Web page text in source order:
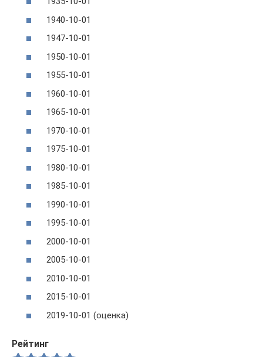
1940-10-01
1947-10-01
1950-10-01
1955-10-01
1960-10-01
1965-10-01
1970-10-01
1975-10-01
1980-10-01
1985-10-01
1990-10-01
1995-10-01
2000-10-01
2005-10-01
2010-10-01
2015-10-01
2019-10-01 (оценка)
Рейтинг